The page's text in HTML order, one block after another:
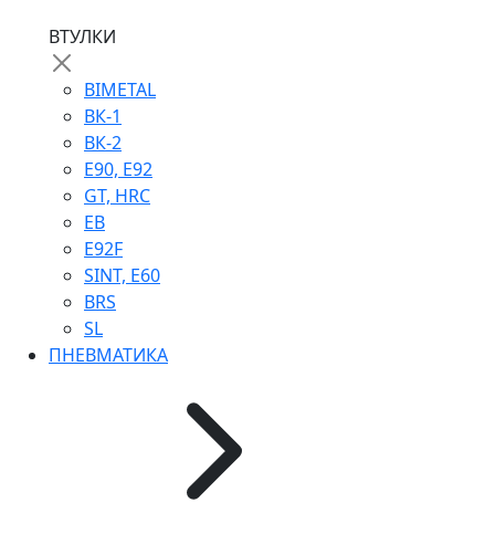
ВТУЛКИ
BIMETAL
ВК-1
ВК-2
Е90, E92
GT, HRC
EB
Е92F
SINT, E60
BRS
SL
ПНЕВМАТИКА